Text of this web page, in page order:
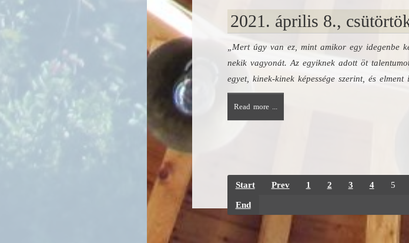
2021. április 8.,
„Mert úgy van ez, mint amikor egy idegenbe
nekik vagyonát. Az egyiknek adott öt
egyet, kinek-kinek képessége szerint, és elment
Read more ...
Start Prev 1 2 3 4 5
End